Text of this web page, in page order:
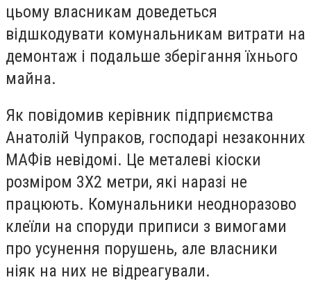
цьому власникам доведеться
відшкодувати комунальникам витрати на
демонтаж і подальше зберігання їхнього
майна.
Як повідомив керівник підприємства
Анатолій Чупраков, господарі незаконних
МАФів невідомі. Це металеві кіоски
розміром 3Х2 метри, які наразі не
працюють. Комунальники неодноразово
клеїли на споруди приписи з вимогами
про усунення порушень, але власники
ніяк на них не відреагували.